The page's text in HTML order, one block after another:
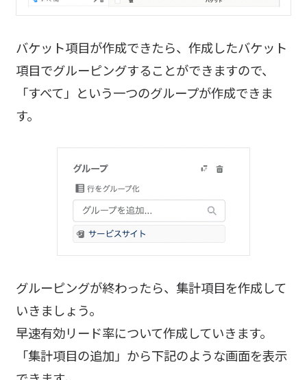
バケット項目が作成できたら、作成したバケット
項目でグルーピングすることができますので、
「すべて」という一つのグループが作成できま
す。
グルーピングが終わったら、集計項目を作成して
いきましょう。
早速有効リード率について作成していきます。
「集計項目の追加」から下記のような画面を表示